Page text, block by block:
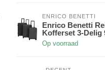
ENRICO BENETTI
Enrico Benetti
Kofferset 3-Delig
Op voorraad